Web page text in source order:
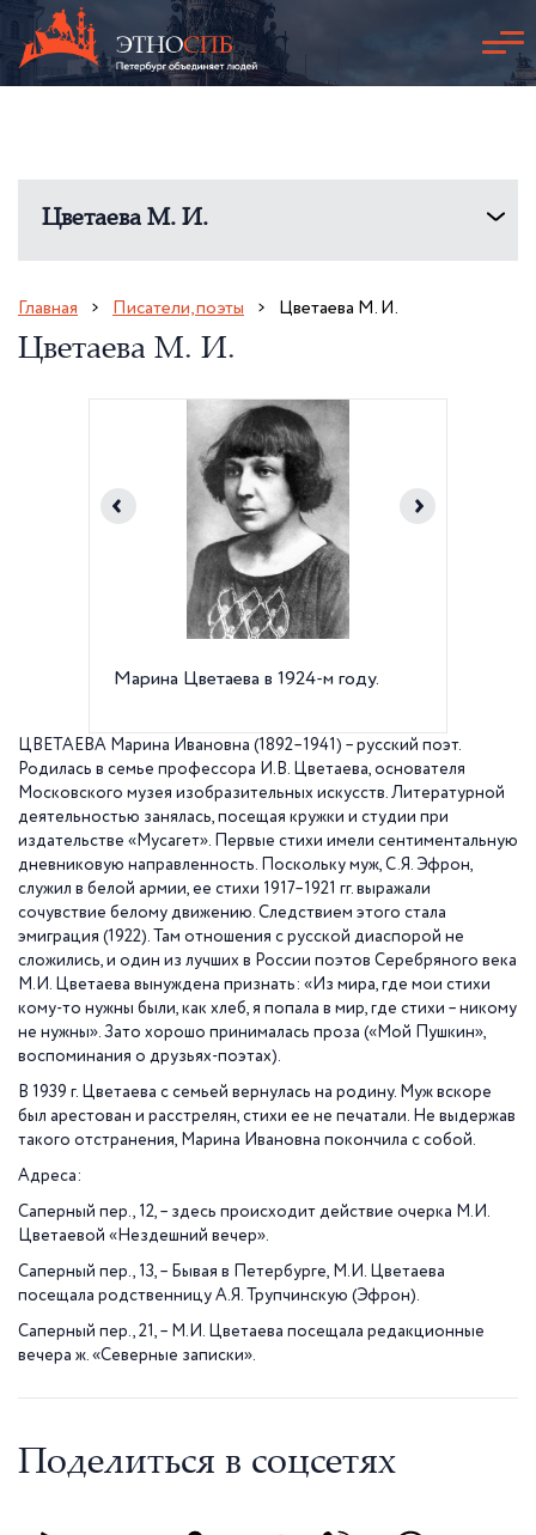
Цветаева М. И.
Главная Писатели, поэты Цветаева М. И.
Цветаева М. И.
Марина Цветаева в 1924-м году.
ЦВЕТАЕВА Марина Ивановна (1892–1941) – русский поэт.
Родилась в семье профессора И.В. Цветаева, основателя
Московского музея изобразительных искусств. Литературной
деятельностью занялась, посещая кружки и студии при
издательстве «Мусагет». Первые стихи имели сентиментальную
дневниковую направленность. Поскольку муж, С.Я. Эфрон,
служил в белой армии, ее стихи 1917–1921 гг. выражали
сочувствие белому движению. Следствием этого стала
эмиграция (1922). Там отношения с русской диаспорой не
сложились, и один из лучших в России поэтов Серебряного века
М.И. Цветаева вынуждена признать: «Из мира, где мои стихи
кому-то нужны были, как хлеб, я попала в мир, где стихи – никому
не нужны». Зато хорошо принималась проза («Мой Пушкин»,
воспоминания о друзьях-поэтах).
В 1939 г. Цветаева с семьей вернулась на родину. Муж вскоре
был арестован и расстрелян, стихи ее не печатали. Не выдержав
такого отстранения, Марина Ивановна покончила с собой.
Адреса:
Саперный пер., 12, – здесь происходит действие очерка М.И.
Цветаевой «Нездешний вечер».
Саперный пер., 13, – Бывая в Петербурге, М.И. Цветаева
посещала родственницу А.Я. Трупчинскую (Эфрон).
Саперный пер., 21, – М.И. Цветаева посещала редакционные
вечера ж. «Северные записки».
Поделиться в соцсетях